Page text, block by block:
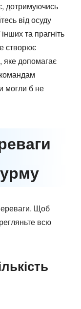
дотримуючись
від осуду
та прагніть
створює
яке допомагає
могли б не
Щоб
всю